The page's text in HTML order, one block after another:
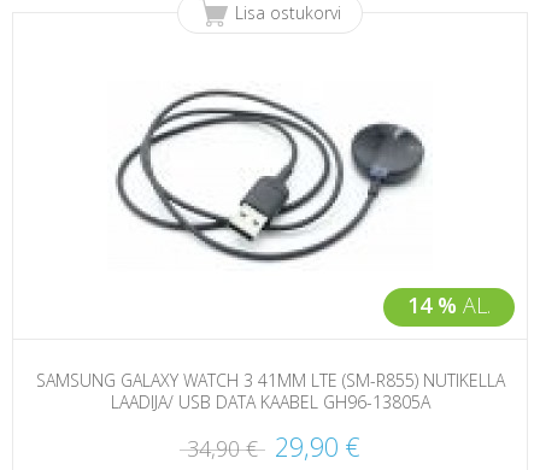
14 % AL.
Lisa ostukorvi
SAMSUNG GALAXY WATCH 3 41MM LTE (SM-R855) NUTIKELLA
LAADIJA/ USB DATA KAABEL GH96-13805A
34,90 € 29,90 €